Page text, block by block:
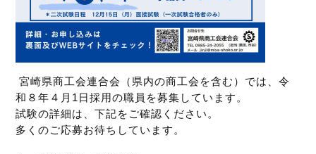
宮崎県商工会連合会（県内の商工会を含む） では、令
和８年４月1日採用の職員を募集しています。
試験の詳細は、下記をご確認ください。
多くのご応募お待ちしています。